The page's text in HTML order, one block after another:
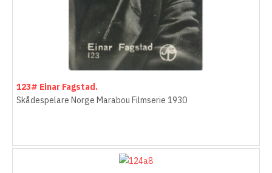
123# Einar Fagstad.
Skådespelare Norge Marabou Filmserie 1930